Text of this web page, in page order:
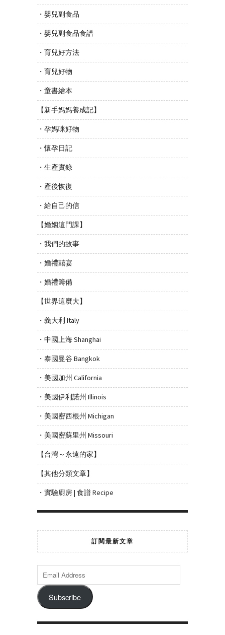
・嬰兒副食品
・嬰兒副食品食譜
・育兒好方法
・育兒好物
・童書繪本
【新手媽媽養成記】
・孕媽咪好物
・懷孕日記
・生產實錄
・產後恢復
・給自己的信
【婚姻這門課】
・我們的故事
・婚禮囍宴
・婚禮籌備
【世界這麼大】
・義大利 Italy
・中國上海 Shanghai
・泰國曼谷 Bangkok
・美國加州 California
・美國伊利諾州 Illinois
・美國密西根州 Michigan
・美國密蘇里州 Missouri
【台灣～永遠的家】
【其他分類文章】
・實驗廚房 | 食譜 Recipe
訂閱最新文章
Subscribe